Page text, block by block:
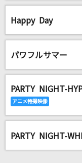
水森かおり
僕達は天使だった
ヤングアダルト
マカロニえんぴつ
Happy Day
パワフルサマー
PARTY NIGHT-
PARTY NIGHT-